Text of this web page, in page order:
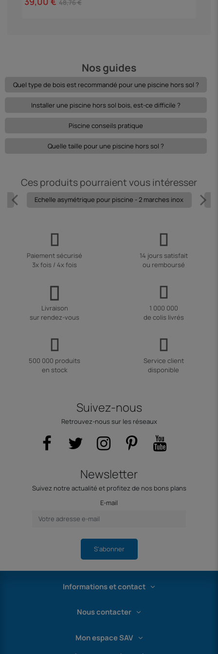
48,76 €
Nos guides
Quel type de bois est recommandé pour une piscine hors sol ?
Installer une piscine hors sol bois, est-ce difficile ?
Piscine conseils pratique
Quelle taille pour une piscine hors sol ?
Ces produits pourraient vous intéresser
Echelle asymétrique pour piscine - 2 marches inox
Paiement sécurisé
3x fois / 4x fois
14 jours satisfait
ou remboursé
Livraison
sur rendez-vous
1 000 000
de colis livrés
500 000 produits
en stock
Service client
disponible
Suivez-nous
Retrouvez-nous sur les réseaux
Newsletter
Suivez notre actualité et profitez de nos bons plans
E-mail
S'abonner
Informations et contact
Nous contacter
Mon espace SAV